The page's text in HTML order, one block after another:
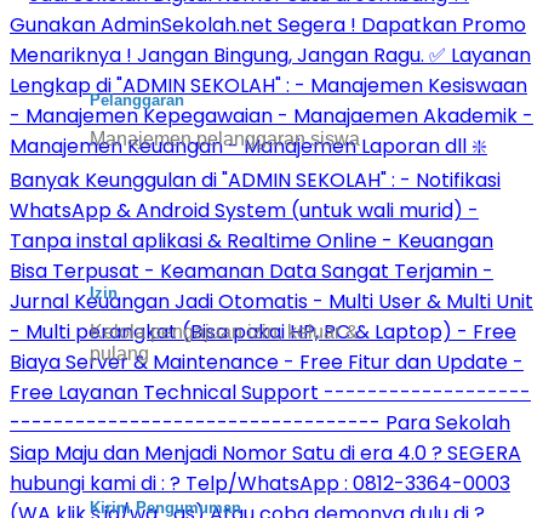
Pelanggaran
Manajemen pelanggaran siswa
Izin
Kelola pengajuan izin, keluar &
pulang
Kirim Pengumuman